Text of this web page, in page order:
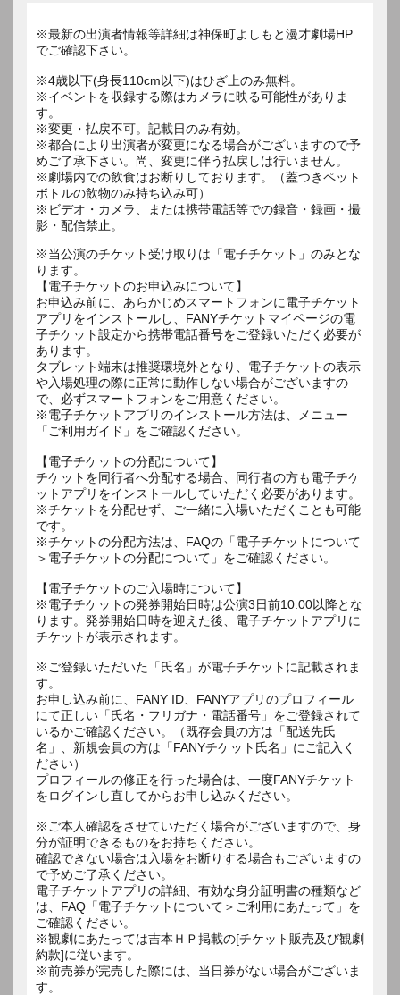
※最新の出演者情報等詳細は神保町よしもと漫才劇場HP
でご確認下さい。
※4歳以下(身長110cm以下)はひざ上のみ無料。
※イベントを収録する際はカメラに映る可能性がありま
す。
※変更・払戻不可。記載日のみ有効。
※都合により出演者が変更になる場合がございますので予
めご了承下さい。尚、変更に伴う払戻しは行いません。
※劇場内での飲食はお断りしております。（蓋つきペット
ボトルの飲物のみ持ち込み可）
※ビデオ・カメラ、または携帯電話等での録音・録画・撮
影・配信禁止。
※当公演のチケット受け取りは「電子チケット」のみとな
ります。
【電子チケットのお申込みについて】
お申込み前に、あらかじめスマートフォンに電子チケット
アプリをインストールし、FANYチケットマイページの電
子チケット設定から携帯電話番号をご登録いただく必要が
あります。
タブレット端末は推奨環境外となり、電子チケットの表示
や入場処理の際に正常に動作しない場合がございますの
で、必ずスマートフォンをご用意ください。
※電子チケットアプリのインストール方法は、メニュー
「ご利用ガイド」をご確認ください。
【電子チケットの分配について】
チケットを同行者へ分配する場合、同行者の方も電子チケ
ットアプリをインストールしていただく必要があります。
※チケットを分配せず、ご一緒に入場いただくことも可能
です。
※チケットの分配方法は、FAQの「電子チケットについて
＞電子チケットの分配について」をご確認ください。
【電子チケットのご入場時について】
※電子チケットの発券開始日時は公演3日前10:00以降とな
ります。発券開始日時を迎えた後、電子チケットアプリに
チケットが表示されます。
※ご登録いただいた「氏名」が電子チケットに記載されま
す。
お申し込み前に、FANY ID、FANYアプリのプロフィール
にて正しい「氏名・フリガナ・電話番号」をご登録されて
いるかご確認ください。（既存会員の方は「配送先氏
名」、新規会員の方は「FANYチケット氏名」にご記入く
ださい）
プロフィールの修正を行った場合は、一度FANYチケット
をログインし直してからお申し込みください。
※ご本人確認をさせていただく場合がございますので、身
分が証明できるものをお持ちください。
確認できない場合は入場をお断りする場合もございますの
で予めご了承ください。
電子チケットアプリの詳細、有効な身分証明書の種類など
は、FAQ「電子チケットについて＞ご利用にあたって」を
ご確認ください。
※観劇にあたっては吉本ＨＰ掲載の[チケット販売及び観劇
約款]に従います。
※前売券が完売した際には、当日券がない場合がございま
す。